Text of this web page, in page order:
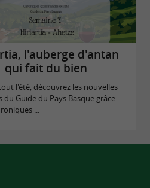
l'auberge d'antan
qui fait du bien
l'été, découvrez les nouvelles
du Guide du Pays Basque grâce
...